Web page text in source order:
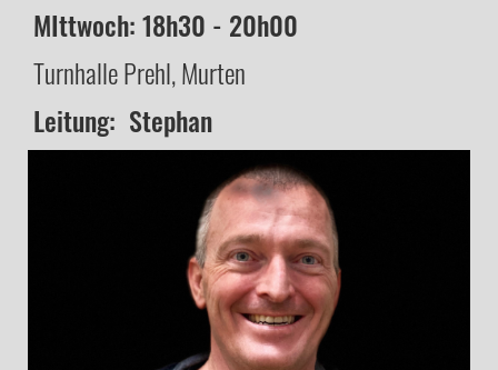
MIttwoch: 18h30 - 20h00
Turnhalle Prehl, Murten
Leitung: Stephan